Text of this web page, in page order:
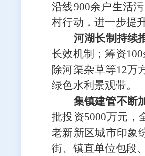
沿线900余户生活
村行动， 进一步提
河湖长制持续
长效机制；筹资100
除河渠杂草等12万
绿色水利景观带。
集镇建管不断
批投资5000万元，
老新新区城市印象
街、镇直单位包段